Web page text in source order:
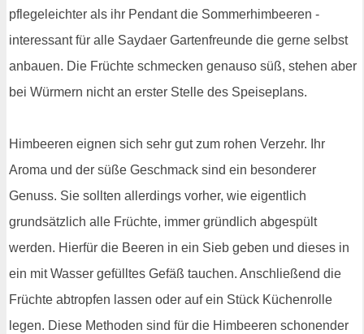
pflegeleichter als ihr Pendant die Sommerhimbeeren -
interessant für alle Saydaer Gartenfreunde die gerne selbst
anbauen. Die Früchte schmecken genauso süß, stehen aber
bei Würmern nicht an erster Stelle des Speiseplans.
Himbeeren eignen sich sehr gut zum rohen Verzehr. Ihr
Aroma und der süße Geschmack sind ein besonderer
Genuss. Sie sollten allerdings vorher, wie eigentlich
grundsätzlich alle Früchte, immer gründlich abgespült
werden. Hierfür die Beeren in ein Sieb geben und dieses in
ein mit Wasser gefülltes Gefäß tauchen. Anschließend die
Früchte abtropfen lassen oder auf ein Stück Küchenrolle
legen. Diese Methoden sind für die Himbeeren schonender